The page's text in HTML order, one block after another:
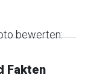
bewerten:
Fakten